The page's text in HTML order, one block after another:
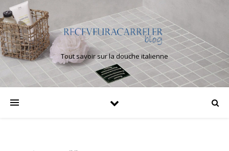
Tout savoir sur la douche italienne